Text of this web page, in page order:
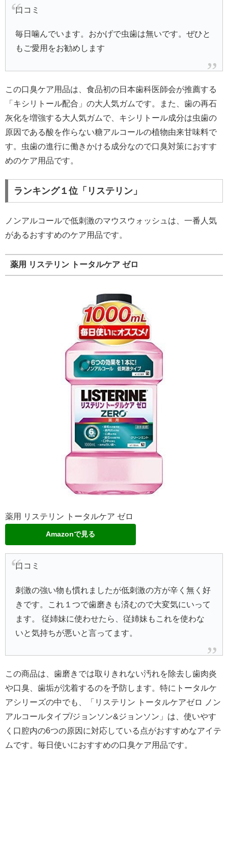
口コミ
毎日噛んでいます。おかげで虫歯は無いです。ぜひと
もご愛用をお勧めします
この口臭ケア用品は、食品初の日本歯科医師会が推薦する
「キシリトール配合」の大人気ガムです。また、歯の再石
灰化を増強する大人気ガムで、キシリトール成分は虫歯の
原因である酸を作らない糖アルコールの植物由来甘味料で
す。虫歯の進行に働きかける成分なので口臭対策におすす
めのケア用品です。
ランキング１位「リステリン」
ノンアルコールで低刺激のマウスウォッシュは、一番人気
があるおすすめのケア用品です。
薬用 リステリン トータルケア ゼロ
薬用 リステリン トータルケア ゼロ
Amazonで見る
口コミ
刺激の強い物も慣れましたが低刺激の方が辛く無く好
きです。これ１つで歯磨きも済むので大変気にいって
ます。 従姉妹に使わせたら、従姉妹もこれを使わな
いと気持ちが悪いと言ってます。
この商品は、歯磨きでは取りきれない汚れを除去し歯肉炎
や口臭、歯垢が沈着するのを予防します。特にトータルケ
アシリーズの中でも、「リステリン トータルケアゼロ ノン
アルコールタイプ/ジョンソン&ジョンソン」は、使いやす
く口腔内の6つの原因に対応している点がおすすめなアイテ
ムです。毎日使いにおすすめの口臭ケア用品です。